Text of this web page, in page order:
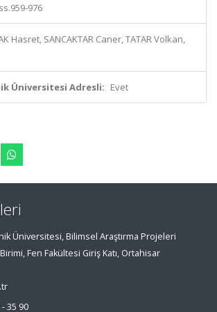
ss.959-976
Hasret, SANCAKTAR Caner, TATAR Volkan,
Üniversitesi Adresli: Evet
Üniversitesi, Bilimsel Araştırma Projeleri
Fen Fakültesi Giriş Katı, Ortahisar
35 90